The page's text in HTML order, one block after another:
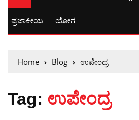
ಪ್ರಜಾಕೀಯ ಯೋಗ
Home Blog ಉಪೇಂದ್ರ
Tag: ಉಪೇಂದ್ರ